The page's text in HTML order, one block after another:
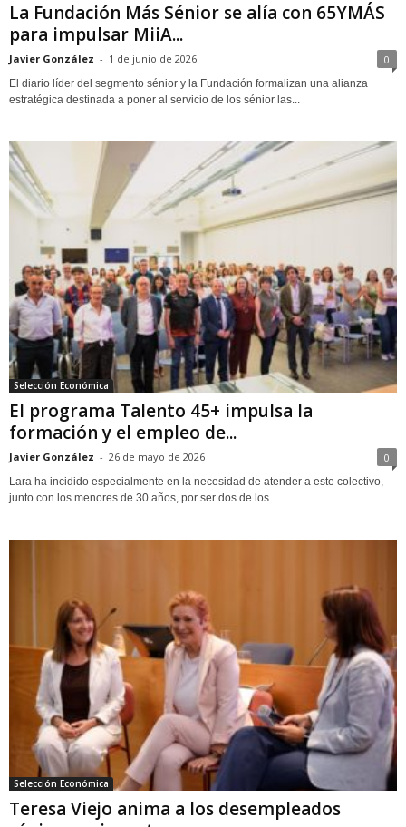
La Fundación Más Sénior se alía con 65YMÁS
para impulsar MiiA...
Javier González - 1 de junio de 2026 0
El diario líder del segmento sénior y la Fundación formalizan una alianza
estratégica destinada a poner al servicio de los sénior las...
Selección Económica
El programa Talento 45+ impulsa la
formación y el empleo de...
Javier González - 26 de mayo de 2026 0
Lara ha incidido especialmente en la necesidad de atender a este colectivo,
junto con los menores de 30 años, por ser dos de los...
Selección Económica
Teresa Viejo anima a los desempleados